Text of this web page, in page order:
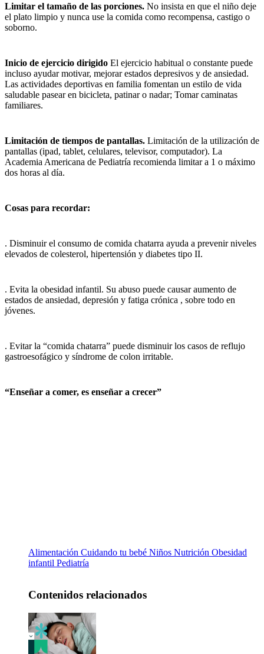
Limitar el tamaño de las porciones. No insista en que el niño deje
el plato limpio y nunca use la comida como recompensa, castigo o
soborno.
Inicio de ejercicio dirigido El ejercicio habitual o constante puede
incluso ayudar motivar, mejorar estados depresivos y de ansiedad.
Las actividades deportivas en familia fomentan un estilo de vida
saludable pasear en bicicleta, patinar o nadar; Tomar caminatas
familiares.
Limitación de tiempos de pantallas. Limitación de la utilización de
pantallas (ipad, tablet, celulares, televisor, computador). La
Academia Americana de Pediatría recomienda limitar a 1 o máximo
dos horas al día.
Cosas para recordar:
. Disminuir el consumo de comida chatarra ayuda a prevenir niveles
elevados de colesterol, hipertensión y diabetes tipo II.
. Evita la obesidad infantil. Su abuso puede causar aumento de
estados de ansiedad, depresión y fatiga crónica , sobre todo en
jóvenes.
. Evitar la “comida chatarra” puede disminuir los casos de reflujo
gastroesofágico y síndrome de colon irritable.
“Enseñar a comer, es enseñar a crecer”
Alimentación Cuidando tu bebé Niños Nutrición Obesidad
infantil Pediatría
Contenidos relacionados